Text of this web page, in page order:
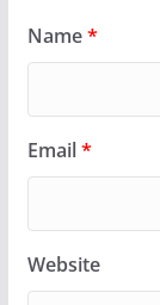
Name*
Email*
Website